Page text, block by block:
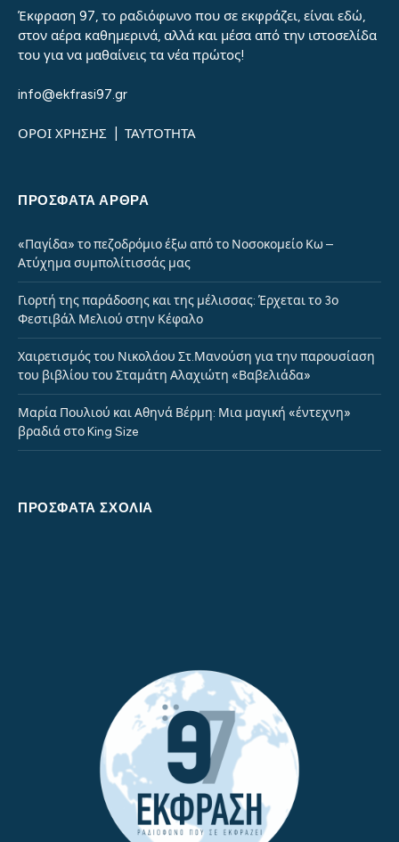
Έκφραση 97, το ραδιόφωνο που σε εκφράζει, είναι εδώ,
στον αέρα καθημερινά, αλλά και μέσα από την ιστοσελίδα
του για να μαθαίνεις τα νέα πρώτος!
info@ekfrasi97.gr
ΟΡΟΙ ΧΡΗΣΗΣ ΤΑΥΤΟΤΗΤΑ
ΠΡΌΣΦΑΤΑ ΆΡΘΡΑ
«Παγίδα» το πεζοδρόμιο έξω από το Νοσοκομείο Κω –
Ατύχημα συμπολίτισσάς μας
Γιορτή της παράδοσης και της μέλισσας: Έρχεται το 3ο
Φεστιβάλ Μελιού στην Κέφαλο
Χαιρετισμός του Νικολάου Στ.Μανούση για την παρουσίαση
του βιβλίου του Σταμάτη Αλαχιώτη «Βαβελιάδα»
Μαρία Πουλιού και Αθηνά Βέρμη: Μια μαγική «έντεχνη»
βραδιά στο King Size
ΠΡΌΣΦΑΤΑ ΣΧΌΛΙΑ